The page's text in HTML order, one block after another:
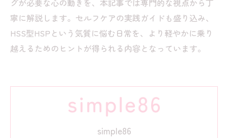
グが必要な心の動きを、本記事では専門的な視点から丁
寧に解説します。セルフケアの実践ガイドも盛り込み、
HSS型HSPという気質に悩む日常を、より軽やかに乗り
越えるためのヒントが得られる内容となっています。
simple86